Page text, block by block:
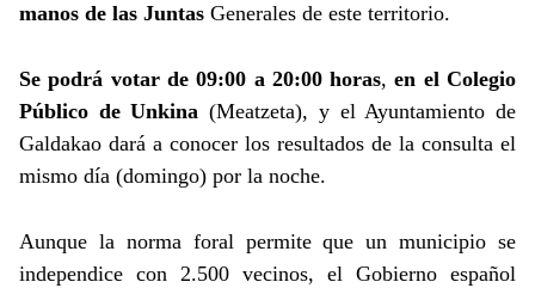
manos de las Juntas Generales de este territorio.
Se podrá votar de 09:00 a 20:00 horas,en el Colegio
Público de Unkina(Meatzeta), y el Ayuntamiento de
Galdakao dará a conocer los resultados de la consulta el
mismo día (domingo) por la noche.
Aunque la norma foral permite que un municipio se
independice con 2.500 vecinos, el Gobierno español